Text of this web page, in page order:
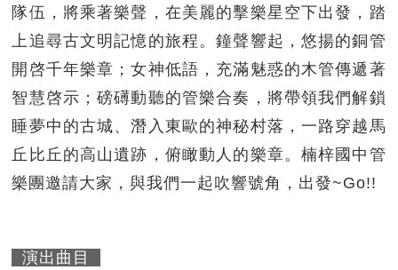
隊伍，將乘著樂聲，在美麗的擊樂星空下出發，踏
上追尋古文明記憶的旅程。鐘聲響起，悠揚的銅管
開啓千年樂章；女神低語，充滿魅惑的木管傳遞著
智慧啓示；磅礡動聽的管樂合奏，將帶領我們解鎖
睡夢中的古城、潛入東歐的神秘村落，一路穿越馬
丘比丘的高山遺跡，俯瞰動人的樂章。楠梓國中管
樂團邀請大家，與我們一起吹響號角，出發~Go!!
演出曲目